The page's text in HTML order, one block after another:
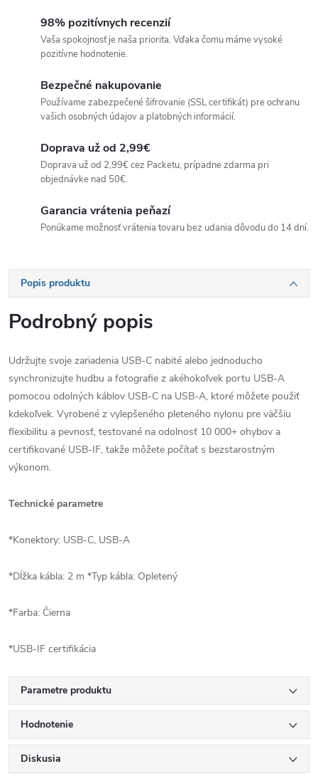
98% pozitívnych recenzií
Vaša spokojnosť je naša priorita. Vďaka čomu máme vysoké
pozitívne hodnotenie.
Bezpečné nakupovanie
Používame zabezpečené šifrovanie (SSL certifikát) pre ochranu
vašich osobných údajov a platobných informácií.
Doprava už od 2,99€
Doprava už od 2,99€ cez Packetu, prípadne zdarma pri
objednávke nad 50€.
Garancia vrátenia peňazí
Ponúkame možnosť vrátenia tovaru bez udania dôvodu do 14 dní.
Popis produktu
Podrobný popis
Udržujte svoje zariadenia USB-C nabité alebo jednoducho
synchronizujte hudbu a fotografie z akéhokoľvek portu USB-A
pomocou odolných káblov USB-C na USB-A, ktoré môžete použiť
kdekoľvek. Vyrobené z vylepšeného pleteného nylonu pre väčšiu
flexibilitu a pevnosť, testované na odolnosť 10 000+ ohybov a
certifikované USB-IF, takže môžete počítať s bezstarostným
výkonom.
Technické parametre
*Konektory: USB-C, USB-A
*Dĺžka kábla: 2 m *Typ kábla: Opletený
*Farba: Čierna
*USB-IF certifikácia
Parametre produktu
Hodnotenie
Diskusia